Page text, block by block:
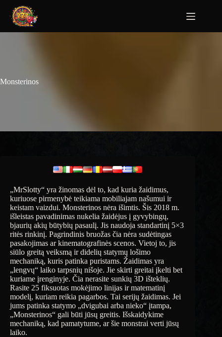
Monsterinos
„MrSlotty“ yra žinomas dėl to, kad kuria žaidimus,
kuriuose pirmenybė teikiama mobiliajam našumui ir
keistam vaizdui. Monsterinos nėra išimtis. Šis 2018 m.
išleistas pavadinimas nukelia žaidėjus į gyvybingų,
bjaurių akių būtybių pasaulį. Jis naudoja standartinį 5×3
ritės rinkinį. Pagrindinis bruožas čia nėra sudėtingas
pasakojimas ar kinematografinės scenos. Vietoj to, jis
siūlo greitą veiksmą ir didelių statymų lošimo
mechaniką, kuris patinka puristams. Žaidimas yra
„lengvų“ laiko tarpsnių nišoje. Jie skirti greitai įkelti bet
kuriame įrenginyje. Čia nerasite sunkių 3D išteklių.
Rasite 25 fiksuotas mokėjimo linijas ir matematinį
modelį, kuriam reikia pagarbos. Tai serijų žaidimas. Jei
jums patinka statymo „dvigubai arba nieko“ įtampa,
„Monsterinos“ gali būti jūsų greitis. Išskaidykime
mechaniką, kad pamatytume, ar šie monstrai verti jūsų
laiko.